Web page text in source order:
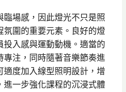
臨場感，因此燈光不只是照
氛圍的重要元素。良好的燈
投入感與運動動機。適當的
專注，同時隨著音樂節奏進
適度加入線型照明設計，增
進一步強化課程的沉浸式體